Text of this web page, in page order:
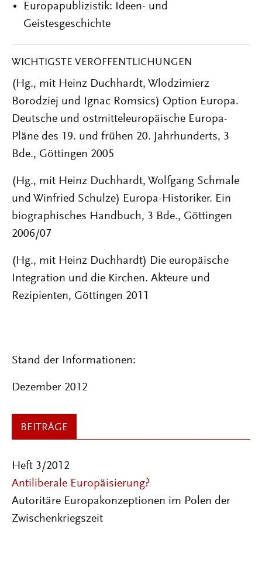
Europapublizistik: Ideen- und
Geistesgeschichte
WICHTIGSTE VERÖFFENTLICHUNGEN
(Hg., mit Heinz Duchhardt, Wlodzimierz
Borodziej und Ignac Romsics) Option Europa.
Deutsche und ostmitteleuropäische Europa-
Pläne des 19. und frühen 20. Jahrhunderts, 3
Bde., Göttingen 2005
(Hg., mit Heinz Duchhardt, Wolfgang Schmale
und Winfried Schulze) Europa-Historiker. Ein
biographisches Handbuch, 3 Bde., Göttingen
2006/07
(Hg., mit Heinz Duchhardt) Die europäische
Integration und die Kirchen. Akteure und
Rezipienten, Göttingen 2011
Stand der Informationen:
Dezember 2012
BEITRÄGE
Heft 3/2012
Antiliberale Europäisierung?
Autoritäre Europakonzeptionen im Polen der
Zwischenkriegszeit